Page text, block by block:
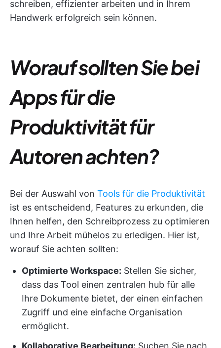
schreiben, effizienter arbeiten und in Ihrem
Handwerk erfolgreich sein können.
Worauf sollten Sie bei
Apps für die
Produktivität für
Autoren achten?
Bei der Auswahl von Tools für die Produktivität
ist es entscheidend, Features zu erkunden, die
Ihnen helfen, den Schreibprozess zu optimieren
und Ihre Arbeit mühelos zu erledigen. Hier ist,
worauf Sie achten sollten:
Optimierte Workspace: Stellen Sie sicher,
dass das Tool einen zentralen hub für alle
Ihre Dokumente bietet, der einen einfachen
Zugriff und eine einfache Organisation
ermöglicht.
Kollaborative Bearbeitung: Suchen Sie nach